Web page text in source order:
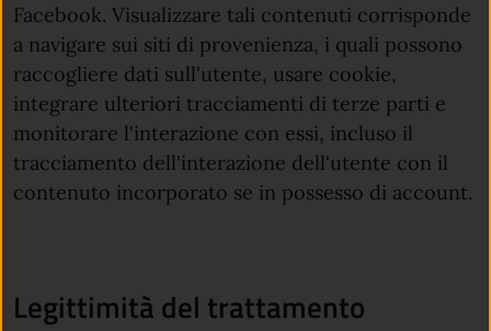
Facebook. Visualizzare tali contenuti corrisponde
a navigare sui siti di provenienza, i quali possono
raccogliere dati sull'utente, usare cookie,
integrare ulteriori tracciamenti di terze parti e
monitorare l'interazione con essi, incluso il
tracciamento dell'interazione dell'utente con il
contenuto incorporato se in possesso di account.
Legittimità del trattamento